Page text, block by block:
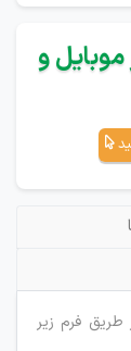
موبایل و
طریق فرم زیر